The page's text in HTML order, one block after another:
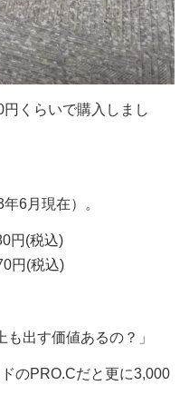
くらいで購入しまし
6月現在）。
円(税込)
円(税込)
も出す価値あるの？」
のPRO.Cだと更に3,000